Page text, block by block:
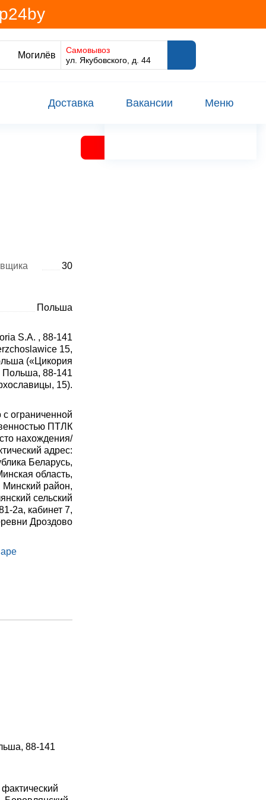
Могилёв
Самовывоз
ул. Якубовского, д. 44
Доставка Вакансии Меню
88-141
30
Польша
S.A. , 88-141
15,
(«Цикория
88-141
15).
ограниченной
ПТЛК
нахождения/
адрес:
Беларусь,
область,
Минский район,
сельский
2а, кабинет 7,
Дроздово